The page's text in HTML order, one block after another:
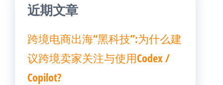
近期文章
跨境电商出海“黑科技”:为什么建
议跨境卖家关注与使用Codex /
Copilot?